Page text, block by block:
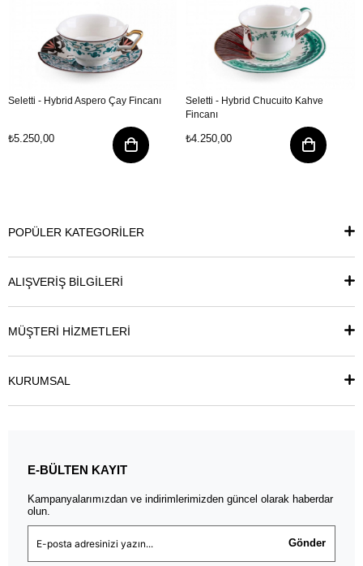
Seletti - Hybrid Aspero Çay Fincanı
₺5.250,00
Seletti - Hybrid Chucuito Kahve
Fincanı
₺4.250,00
POPÜLER KATEGORİLER
ALIŞVERİŞ BİLGİLERİ
MÜŞTERİ HİZMETLERİ
KURUMSAL
E-BÜLTEN KAYIT
Kampanyalarımızdan ve indirimlerimizden güncel olarak haberdar
olun.
Gönder